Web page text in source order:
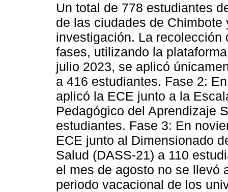
Un total de 778 estudiantes
de las ciudades de
investigación. La
fases, utilizando la
julio 2023, se aplicó
a 416 estudiantes. Fase 2:
aplicó la ECE junto a la
Pedagógico del Aprendizaje
estudiantes. Fase 3: En
ECE junto al Dimensionado
Salud (DASS-21) a 110
el mes de agosto no se llevó
periodo vacacional de los